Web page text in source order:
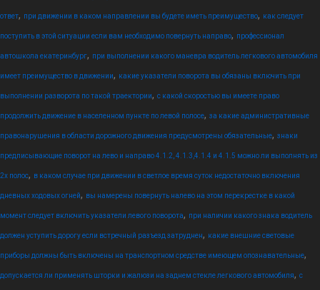
ответ, при движении в каком направлении вы будете иметь преимущество, как следует
поступить в этой ситуации если вам необходимо повернуть направо, профессионал
автошкола екатеринбург, при выполнении какого маневра водитель легкового автомобиля
имеет преимущество в движении, какие указатели поворота вы обязаны включить при
выполнении разворота по такой траектории, с какой скоростью вы имеете право
продолжить движение в населенном пункте по левой полосе, за какие административные
правонарушения в области дорожного движения предусмотрены обязательные, знаки
предписывающие поворот на лево и направо 4.1.2, 4.1.3,4.1.4 и 4.1.5 можно ли выполнять из
2х полос, в каком случае при движении в светлое время суток недостаточно включения
дневных ходовых огней, вы намерены повернуть налево на этом перекрестке в какой
момент следует включить указатели левого поворота, при наличии какого знака водитель
должен уступить дорогу если встречный разъезд затруднен, какие внешние световые
приборы должны быть включены на транспортном средстве имеющем опознавательные,
допускается ли применять шторки и жалюзи на заднем стекле легкового автомобиля, с